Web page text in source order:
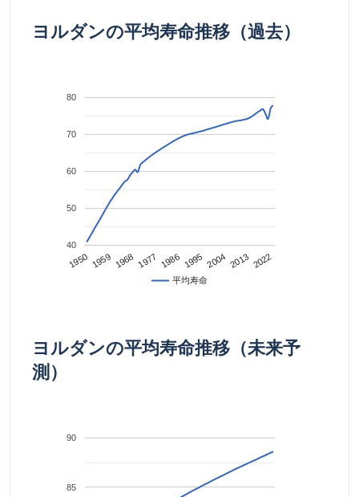
ヨルダンの平均寿命推移（過去）
平均寿命
1950 1959 1968 1977 1986 1995 2004 2013 2022
40
50
60
70
80
ヨルダンの平均寿命推移（未来予
測）
85
90